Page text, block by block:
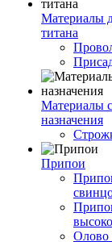
Материалы
титана
Материалы
назначения
Припои
Олово